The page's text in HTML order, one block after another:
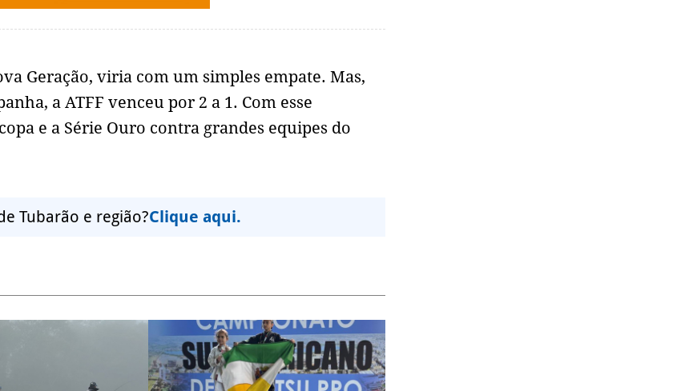
Geração, viria com um simples empate. Mas,
a ATFF venceu por 2 a 1. Com esse
e a Série Ouro contra grandes equipes do
Tubarão e região?Clique aqui.